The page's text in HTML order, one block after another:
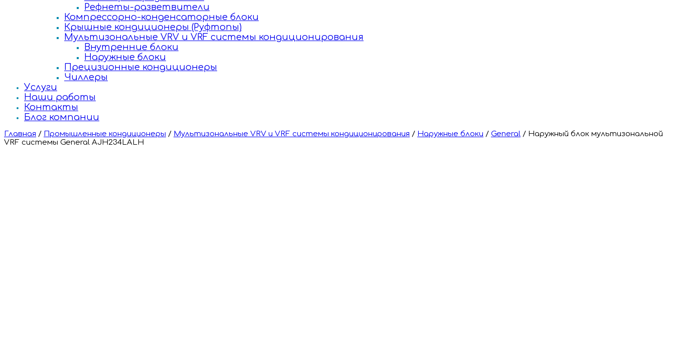
Рефнеты-разветвители
Компрессорно-конденсаторные блоки
Крышные кондиционеры (Руфтопы)
Мультизональные VRV и VRF системы кондиционирования
Внутренние блоки
Наружные блоки
Прецизионные кондиционеры
Чиллеры
Услуги
Наши работы
Контакты
Блог компании
Главная / Промышленные кондиционеры / Мультизональные VRV и VRF системы кондиционирования / Наружные блоки / General / Наружный блок мультизональной
VRF системы General AJH234LALH